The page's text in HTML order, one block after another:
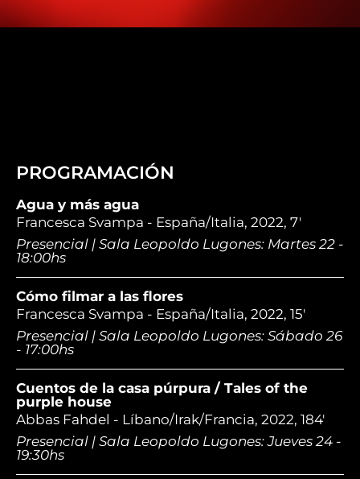
PROGRAMACIÓN
Agua y más agua
Francesca Svampa - España/Italia, 2022, 7'
Presencial | Sala Leopoldo Lugones: Martes 22 -
18:00hs
Cómo filmar a las flores
Francesca Svampa - España/Italia, 2022, 15'
Presencial | Sala Leopoldo Lugones: Sábado 26
- 17:00hs
Cuentos de la casa púrpura / Tales of the
purple house
Abbas Fahdel - Líbano/Irak/Francia, 2022, 184'
Presencial | Sala Leopoldo Lugones: Jueves 24 -
19:30hs